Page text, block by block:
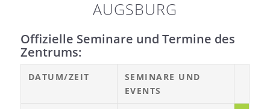
AUGSBURG
Offizielle Seminare und Termine des
Zentrums:
DATUM/ZEIT
SEMINARE UND
EVENTS